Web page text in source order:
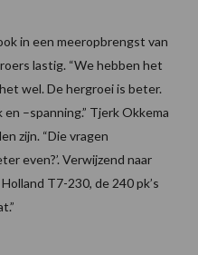
in een meeropbrengst van
lastig. “We hebben het
wel. De hergroei is beter.
–spanning.” Tjerk Okkema
zijn. “Die vragen
even?’. Verwijzend naar
T7-230, de 240 pk’s